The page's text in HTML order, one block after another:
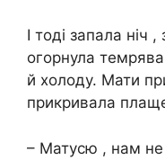
І тоді запала
огорнула темрява
й холоду. Мати
прикривала
– Матусю , нам